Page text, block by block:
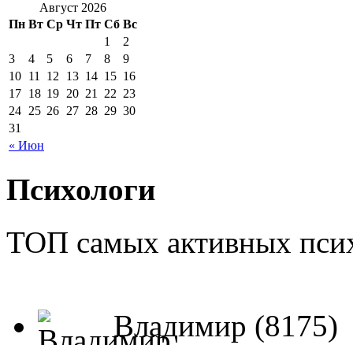
Август 2026
Пн Вт Ср Чт Пт Сб Вс
« Июн
1
2
3
4 5 6 7 8
9
10 11 12 13 14 15 16
17 18 19 20 21 22 23
24 25 26 27 28 29 30
31
Психологи
ТОП самых активных
Владимир (8175)